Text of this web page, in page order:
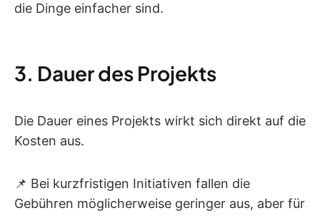
die Dinge einfacher sind.
3. Dauer des Projekts
Die Dauer eines Projekts wirkt sich direkt auf die
Kosten aus.
📌 Bei kurzfristigen Initiativen fallen die
Gebühren möglicherweise geringer aus, aber für